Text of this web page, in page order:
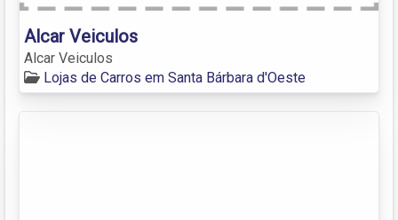
Alcar Veiculos
Alcar Veiculos
Lojas de Carros em Santa Bárbara d'Oeste